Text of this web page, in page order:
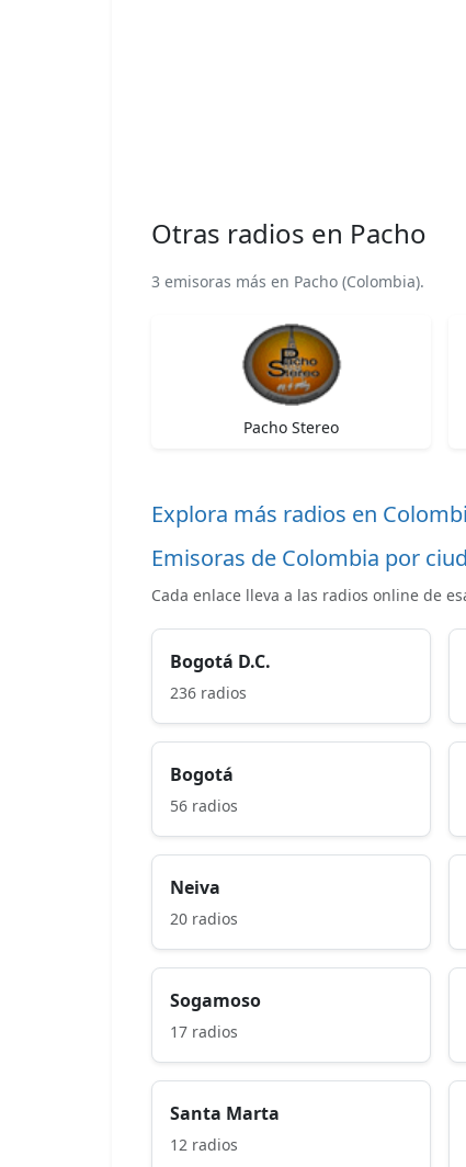
Otras radios en Pacho
3 emisoras más en Pacho (Colombia).
Pacho Stereo
Explora más radios en
Emisoras de Colombia por
Cada enlace lleva a las radios online de
Bogotá D.C.
236 radios
Bogotá
56 radios
Neiva
20 radios
Sogamoso
17 radios
Santa Marta
12 radios